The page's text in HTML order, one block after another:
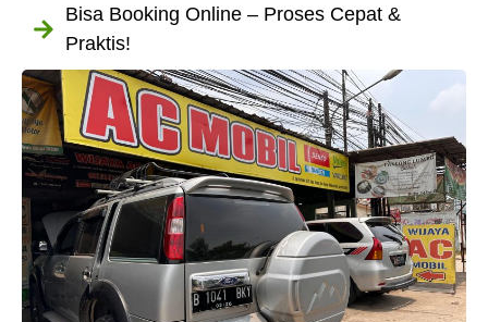
Bisa Booking Online – Proses Cepat &
Praktis!